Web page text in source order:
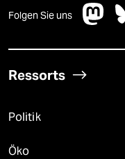
Folgen Sie uns
Ressorts
Politik
Öko